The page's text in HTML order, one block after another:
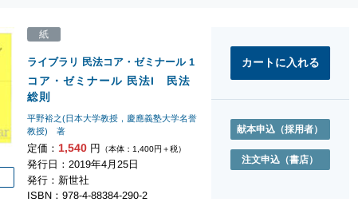
コア・ゼミナール 民法I 民法
総則
ライブラリ 民法コア・ゼミナール1
平野裕之(日本大学教授，慶應義塾大学名誉
教授) 著
定価： 1,540円 （本体：1,400円＋税）
紙
発行日：2019年4月25日
発行：新世社
ISBN：978-4-88384-290-2
献本申込 （採用者）
注文申込 （書店）